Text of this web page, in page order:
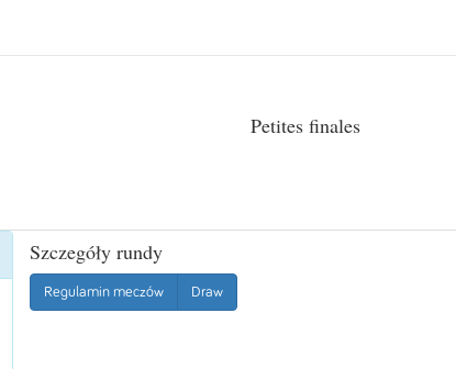
Petites finales
Szczegóły rundy
Regulamin meczów Draw